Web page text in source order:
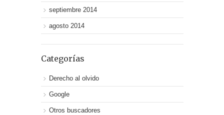
septiembre 2014
agosto 2014
Categorías
Derecho al olvido
Google
Otros buscadores